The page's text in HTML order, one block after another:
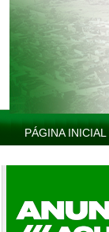
PÁGINA INICIAL